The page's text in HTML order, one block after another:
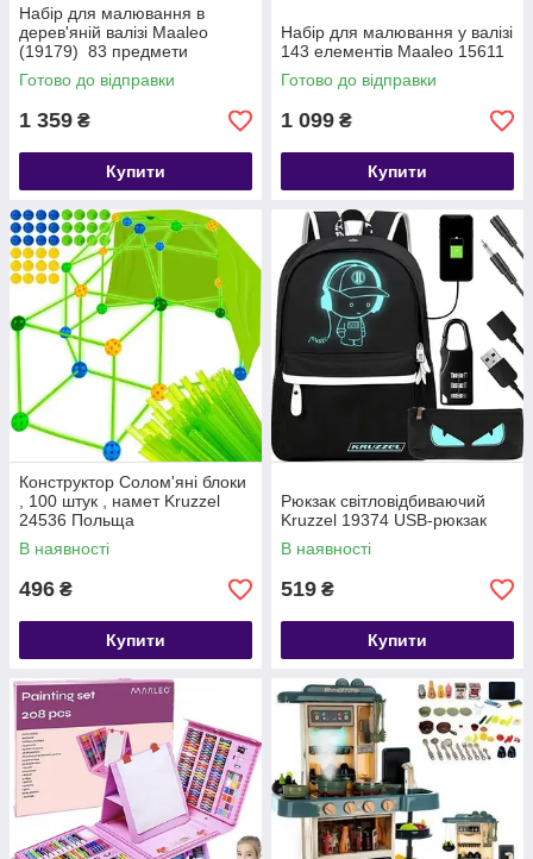
Набір для малювання в
дерев'яній валізі Maaleo
(19179) 83 предмети
Готово до відправки
1 359 ₴
Купити
Набір для малювання у валізі
143 елементів Maaleo 15611
Готово до відправки
1 099 ₴
Купити
Конструктор Солом'яні блоки
, 100 штук , намет Kruzzel
24536 Польща
В наявності
496 ₴
Купити
Рюкзак світловідбиваючий
Kruzzel 19374 USB-рюкзак
В наявності
519 ₴
Купити